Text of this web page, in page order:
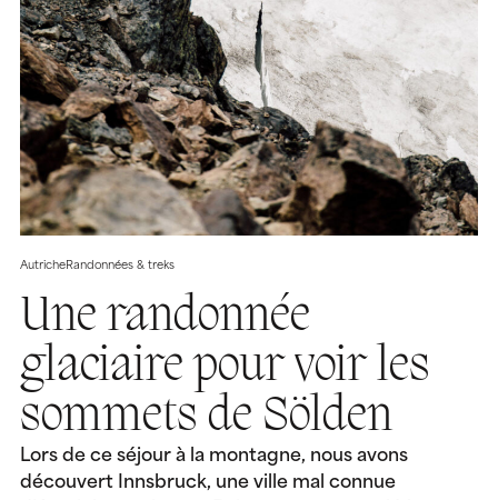
AutricheRandonnées & treks
Une randonnée
glaciaire pour voir les
sommets de Sölden
Lors de ce séjour à la montagne, nous avons
découvert Innsbruck, une ville mal connue